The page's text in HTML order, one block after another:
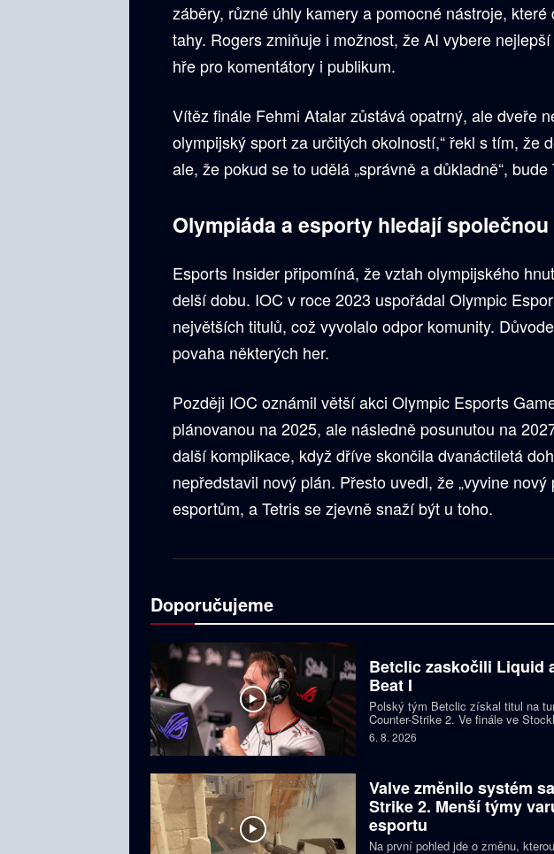
záběry, různé úhly kamery a pomocné nástroje,
tahy. Rogers zmiňuje i možnost, že AI vybere
hře pro komentátory i publikum.
Vítěz finále Fehmi Atalar zůstává opatrný, ale dveře
olympijský sport za určitých okolností,“ řekl s tím, že
ale, že pokud se to udělá „správně a důkladně“,
Olympiáda a esporty hledají společnou
Esports Insider připomíná, že vztah olympijského
delší dobu. IOC v roce 2023 uspořádal Olympic
největších titulů, což vyvolalo odpor komunity.
povaha některých her.
Později IOC oznámil větší akci Olympic Esports
plánovanou na 2025, ale následně posunutou na
další komplikace, když dříve skončila dvanáctiletá
nepředstavil nový plán. Přesto uvedl, že „vyvine nový
esportům, a Tetris se zjevně snaží být u toho.
Doporučujeme
Betclic zaskočili Liquid
Beat I
Polský tým Betclic získal titul na
Counter-Strike 2. Ve finále ve
favorizovaným Liquid a zvítězil 2:1
6. 8. 2026
Valve změnilo systém
Strike 2. Menší týmy
esportu
Na první pohled jde o změnu,